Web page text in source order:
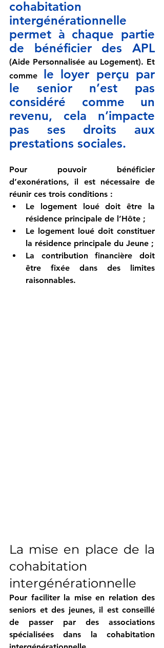
cohabitation
intergénérationnelle
permet à chaque partie
de bénéficier des APL
(Aide Personnalisée au Logement). Et
comme le loyer perçu par
le senior n’est pas
considéré comme un
revenu, cela n’impacte
pas ses droits aux
prestations sociales.
Pour pouvoir bénéficier
d’exonérations, il est nécessaire de
réunir ces trois conditions :
Le logement loué doit être la
résidence principale de l’Hôte ;
Le logement loué doit constituer
la résidence principale du Jeune ;
La contribution financière doit
être fixée dans des limites
raisonnables.
La mise en place de la
cohabitation
intergénérationnelle
Pour faciliter la mise en relation des
seniors et des jeunes, il est conseillé
de passer par des associations
spécialisées dans la cohabitation